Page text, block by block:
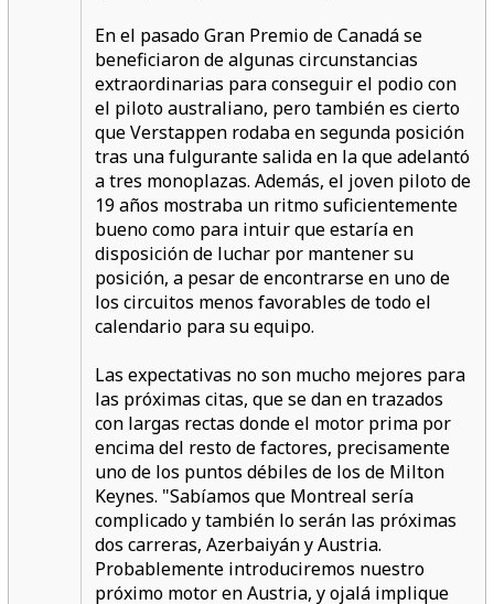
En el pasado Gran Premio de Canadá se
beneficiaron de algunas circunstancias
extraordinarias para conseguir el podio con
el piloto australiano, pero también es cierto
que Verstappen rodaba en segunda posición
tras una fulgurante salida en la que adelantó
a tres monoplazas. Además, el joven piloto de
19 años mostraba un ritmo suficientemente
bueno como para intuir que estaría en
disposición de luchar por mantener su
posición, a pesar de encontrarse en uno de
los circuitos menos favorables de todo el
calendario para su equipo.
Las expectativas no son mucho mejores para
las próximas citas, que se dan en trazados
con largas rectas donde el motor prima por
encima del resto de factores, precisamente
uno de los puntos débiles de los de Milton
Keynes. "Sabíamos que Montreal sería
complicado y también lo serán las próximas
dos carreras, Azerbaiyán y Austria.
Probablemente introduciremos nuestro
próximo motor en Austria, y ojalá implique